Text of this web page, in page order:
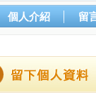
個人介紹 留